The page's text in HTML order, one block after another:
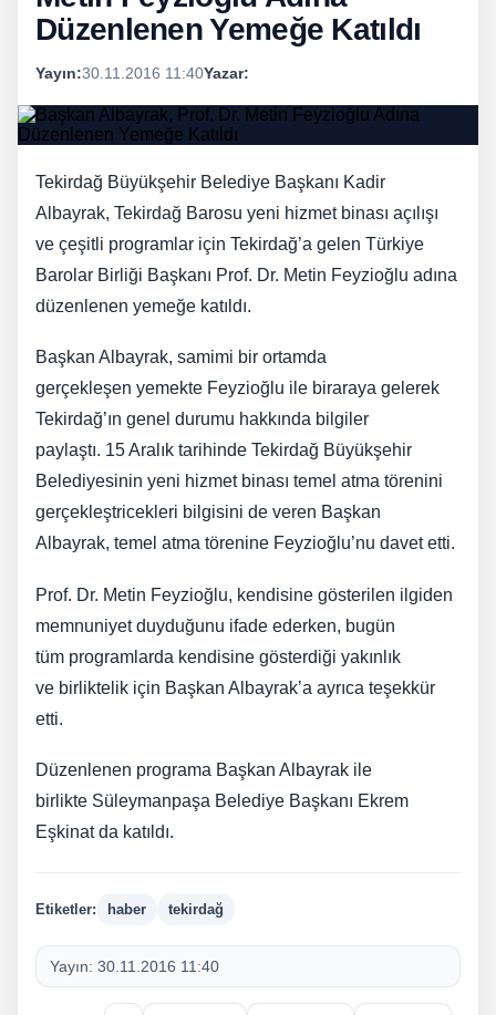
Düzenlenen Yemeğe Katıldı
Yayın:30.11.2016 11:40Yazar:
Tekirdağ Büyükşehir Belediye Başkanı Kadir
Albayrak, Tekirdağ Barosu yeni hizmet binası açılışı
ve çeşitli programlar için Tekirdağ’a gelen Türkiye
Barolar Birliği Başkanı Prof. Dr. Metin Feyzioğlu adına
düzenlenen yemeğe katıldı.
Başkan Albayrak, samimi bir ortamda
gerçekleşen yemekte Feyzioğlu ile biraraya gelerek
Tekirdağ’ın genel durumu hakkında bilgiler
paylaştı. 15 Aralık tarihinde Tekirdağ Büyükşehir
Belediyesinin yeni hizmet binası temel atma törenini
gerçekleştricekleri bilgisini de veren Başkan
Albayrak, temel atma törenine Feyzioğlu’nu davet etti.
Prof. Dr. Metin Feyzioğlu, kendisine gösterilen ilgiden
memnuniyet duyduğunu ifade ederken, bugün
tüm programlarda kendisine gösterdiği yakınlık
ve birliktelik için Başkan Albayrak’a ayrıca teşekkür
etti.
Düzenlenen programa Başkan Albayrak ile
birlikte Süleymanpaşa Belediye Başkanı Ekrem
Eşkinat da katıldı.
Etiketler: haber tekirdağ
Yayın: 30.11.2016 11:40